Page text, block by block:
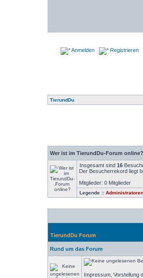
Anmelden Registrieren
TierundDu
Wer ist im TierundDu-Forum online?
Insgesamt sind 16
Der Besucherrekord liegt
Mitglieder: 0 Mitglieder
Legende :: Administratoren
TierundDu Forum
Rund um das Forum
Impressum, Vorstellung